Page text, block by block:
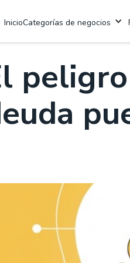
InicioCategorías de negocios